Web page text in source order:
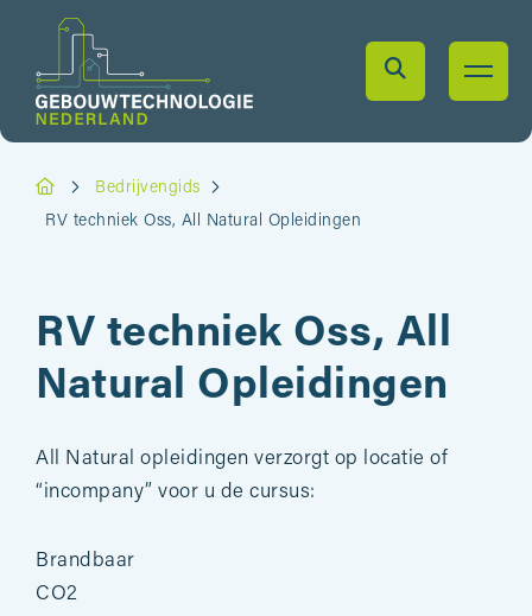
Bedrijvengids
RV techniek Oss, All Natural Opleidingen
RV techniek Oss, All
Natural Opleidingen
All Natural opleidingen verzorgt op locatie of
“incompany” voor u de cursus:
Brandbaar
CO2